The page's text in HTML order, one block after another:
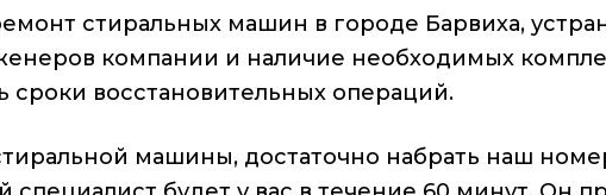
стиральных машин в городе Барвиха,
компании и наличие необходимых
сроки восстановительных операций.
машины, достаточно набрать наш